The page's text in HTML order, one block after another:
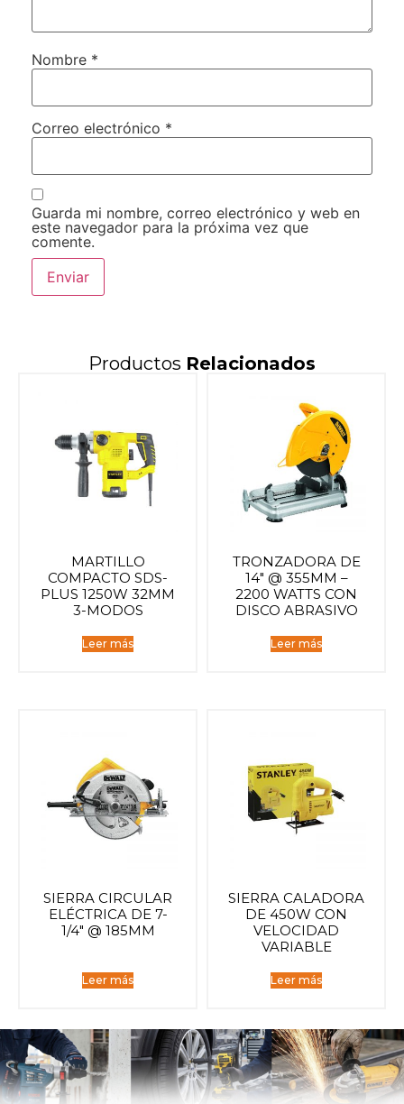
Nombre *
Correo electrónico *
Guarda mi nombre, correo electrónico y web en
este navegador para la próxima vez que
comente.
Productos Relacionados
MARTILLO
COMPACTO SDS-
PLUS 1250W 32MM
3-MODOS
Leer más
TRONZADORA DE
14″ @ 355MM –
2200 WATTS CON
DISCO ABRASIVO
Leer más
SIERRA CIRCULAR
ELÉCTRICA DE 7-
1/4″ @ 185MM
Leer más
SIERRA CALADORA
DE 450W CON
VELOCIDAD
VARIABLE
Leer más